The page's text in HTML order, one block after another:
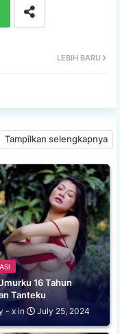
LEBIH BARU
Tampilkan selengkapnya
16 Tahun
Tanteku
x July 25, 2024